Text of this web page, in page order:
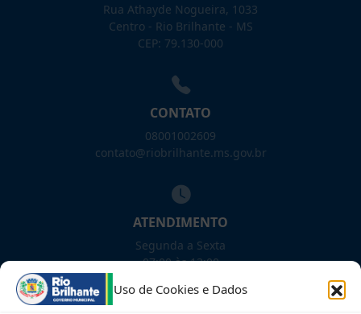
Uso de Cookies e Dados
Rua Athayde Nogueira, 1033
Centro - Rio Brilhante - MS
CEP: 79.130-000
CONTATO
08001002609
contato@riobrilhante.ms.gov.br
ATENDIMENTO
Segunda a Sexta
07:00 às 13:00